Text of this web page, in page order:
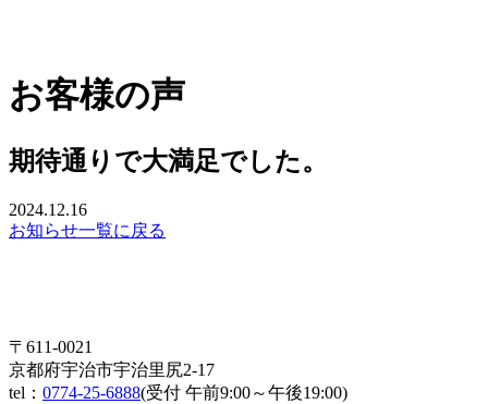
お客様の声
期待通りで大満足でした。
2024.12.16
お知らせ一覧に戻る
〒611-0021
京都府宇治市宇治里尻2-17
tel： 0774-25-6888(受付 午前9:00～午後19:00)